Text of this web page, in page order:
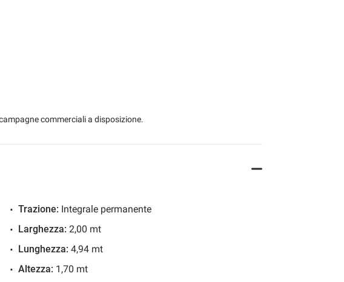
posteriori
Trazione integrale
commerciali a disposizione.
Trazione: Integrale permanente
Larghezza: 2,00 mt
Lunghezza: 4,94 mt
Altezza: 1,70 mt